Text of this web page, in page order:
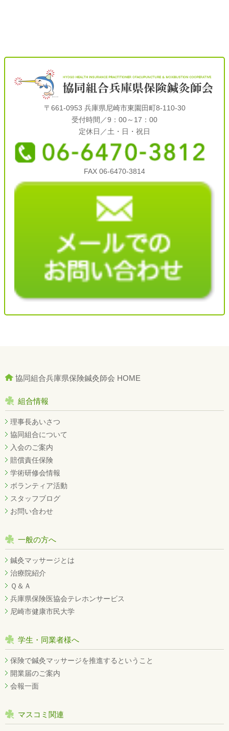
〒661-0953 兵庫県尼崎市東園田町8-110-30
受付時間／9：00～17：00
定休日／土・日・祝日
FAX 06-6470-3814
協同組合兵庫県保険鍼灸師会 HOME
組合情報
理事長あいさつ
協同組合について
入会のご案内
賠償責任保険
学術研修会情報
ボランティア活動
スタッフブログ
お問い合わせ
一般の方へ
鍼灸マッサージとは
治療院紹介
Ｑ＆Ａ
兵庫県保険医協会テレホンサービス
尼崎市健康市民大学
学生・同業者様へ
保険で鍼灸マッサージを推進するということ
開業届のご案内
会報一面
マスコミ関連